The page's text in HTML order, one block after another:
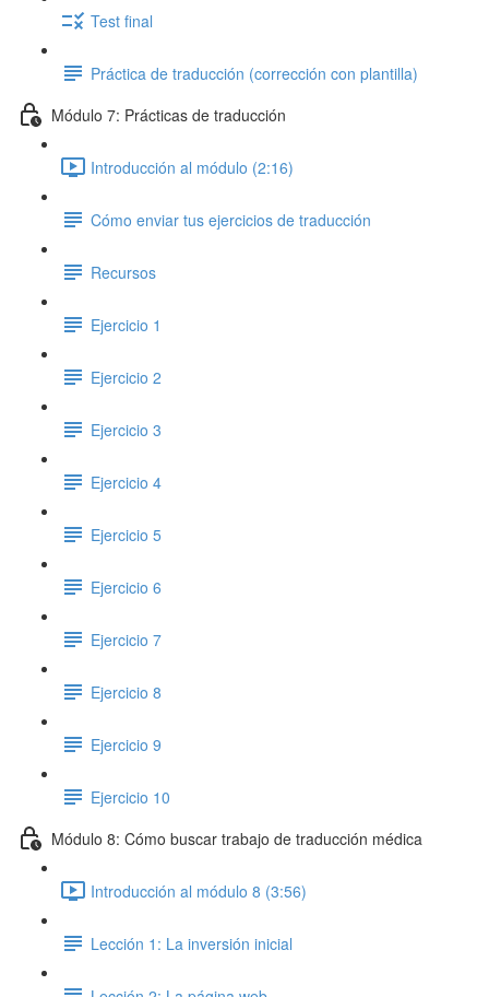
Test final
Práctica de traducción (corrección con plantilla)
Módulo 7: Prácticas de traducción
Introducción al módulo (2:16)
Cómo enviar tus ejercicios de traducción
Recursos
Ejercicio 1
Ejercicio 2
Ejercicio 3
Ejercicio 4
Ejercicio 5
Ejercicio 6
Ejercicio 7
Ejercicio 8
Ejercicio 9
Ejercicio 10
Módulo 8: Cómo buscar trabajo de traducción médica
Introducción al módulo 8 (3:56)
Lección 1: La inversión inicial